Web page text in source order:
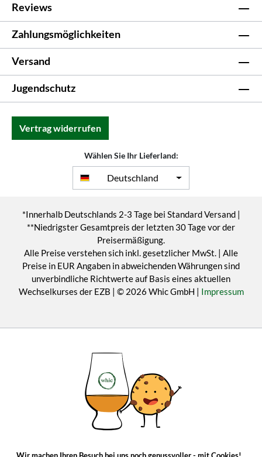
Reviews
Zahlungsmöglichkeiten
Versand
Jugendschutz
Vertrag widerrufen
Wählen Sie Ihr Lieferland:
Deutschland
*Innerhalb Deutschlands 2-3 Tage bei Standard Versand |
**Niedrigster Gesamtpreis der letzten 30 Tage vor der
Preisermäßigung.
Alle Preise verstehen sich inkl. gesetzlicher MwSt. | Alle
Preise in EUR Angaben in abweichenden Währungen sind
unverbindliche Richtwerte auf Basis eines aktuellen
Wechselkurses der EZB | © 2026 Whic GmbH | Impressum